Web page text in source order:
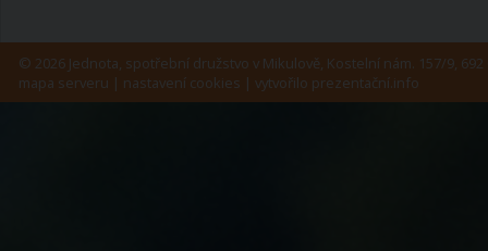
© 2026 Jednota, spotřební družstvo v Mikulově, Kostelní nám. 157/9, 692
mapa serveru | nastavení cookies | vytvořilo prezentační.info